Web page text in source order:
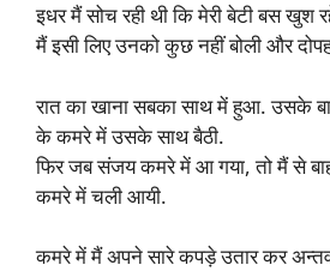
इधर मैं सोच रही थी कि मेरी बेटी बस खुश
मैं इसी लिए उनको कुछ नहीं बोली और
रात का खाना सबका साथ में हुआ. उसके
के कमरे में उसके साथ बैठी.
फिर जब संजय कमरे में आ गया, तो मैं से
कमरे में चली आयी.
कमरे में मैं अपने सारे कपड़े उतार कर